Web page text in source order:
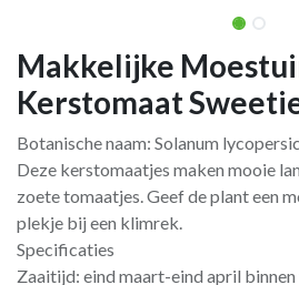
Makkelijke
Kerstomaat
Botanische naam: Solanum
Deze kerstomaatjes maken mooie
zoete tomaatjes. Geef de plant een
plekje bij een klimrek.
Specificaties
Zaaitijd: eind maart-eind april